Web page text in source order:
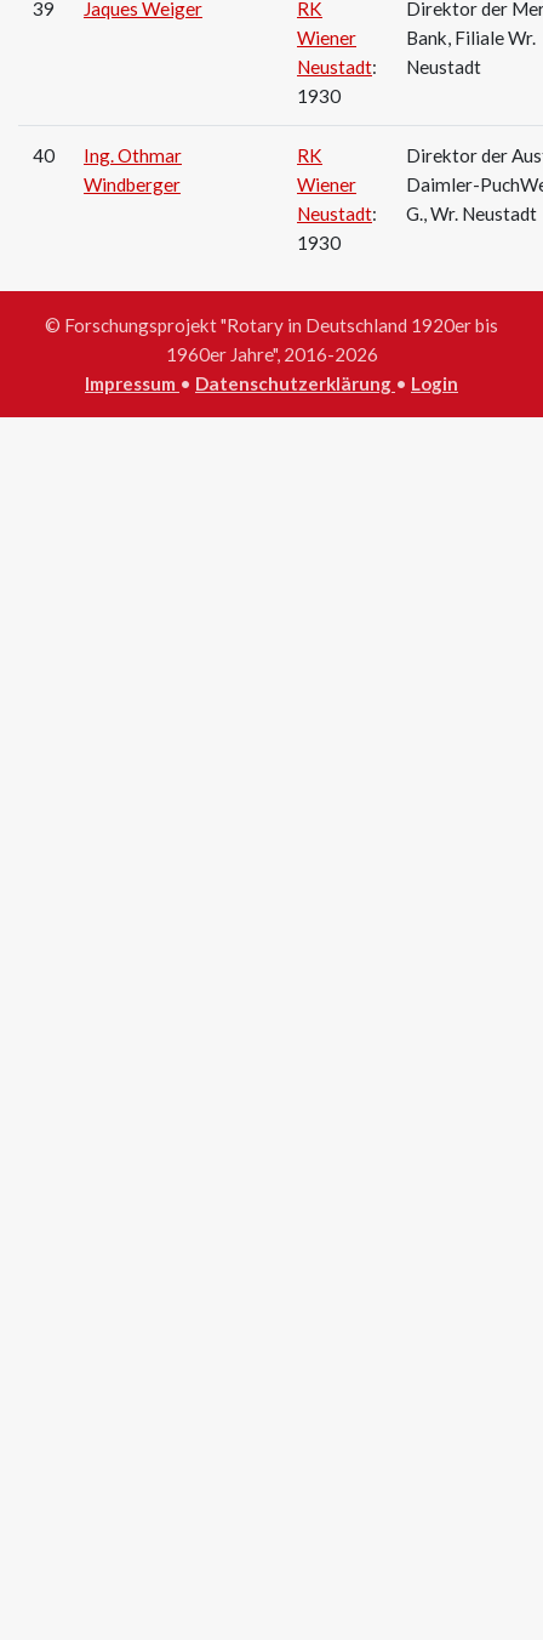
39 Jaques Weiger
RK
Wiener
Neustadt:
1930
Direktor der
Bank, Filiale Wr.
Neustadt
40
Ing. Othmar
Windberger
RK
Wiener
Neustadt:
1930
Direktor der
Daimler-
G., Wr. Neustadt
© Forschungsprojekt "Rotary in Deutschland 1920er bis
1960er Jahre", 2016-2026
Impressum • Datenschutzerklärung • Login